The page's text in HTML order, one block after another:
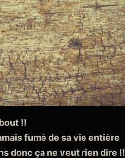
!!
fumé de sa vie entière
donc ça ne veut rien dire !!